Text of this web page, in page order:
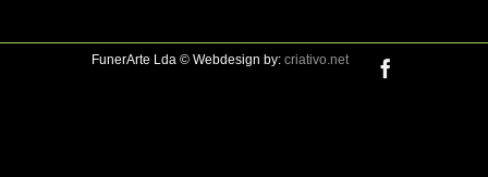
FunerArte Lda © Webdesign by: criativo.net